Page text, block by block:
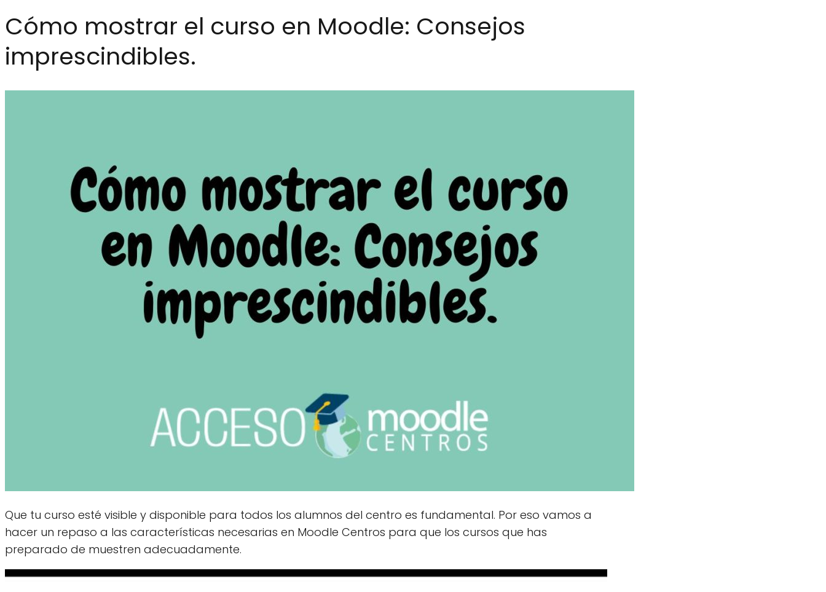
Cómo mostrar el curso en Moodle: Consejos
imprescindibles.
Que tu curso esté visible y disponible para todos los alumnos del centro es fundamental. Por eso vamos a
hacer un repaso a las características necesarias en Moodle Centros para que los cursos que has
preparado de muestren adecuadamente.